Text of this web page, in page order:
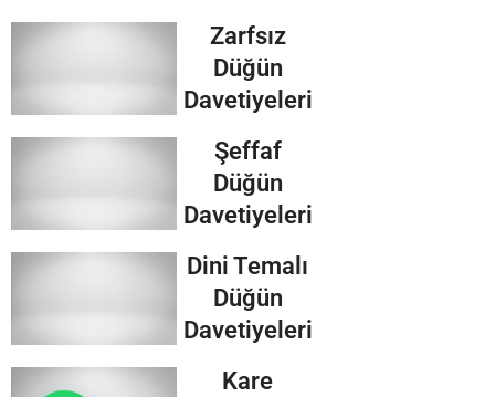
Zarfsız
Düğün
Davetiyeleri
Şeffaf
Düğün
Davetiyeleri
Dini Temalı
Düğün
Davetiyeleri
Kare